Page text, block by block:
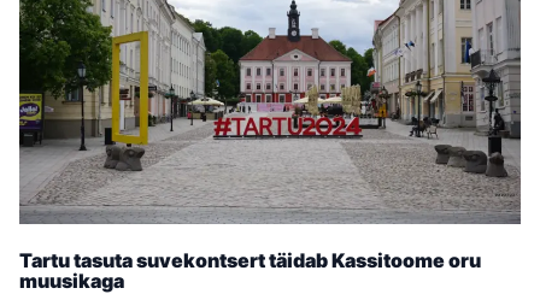
Tartu tasuta suvekontsert täidab Kassitoome oru
muusikaga